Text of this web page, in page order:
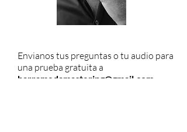
Envianos tus preguntas o tu audio para
una prueba gratuita a
barramedamastering@gmail.com